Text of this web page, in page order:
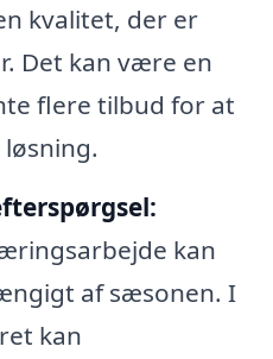
kvalitet, der er
Det kan være en
flere tilbud for at
kan
af sæsonen. I
kan